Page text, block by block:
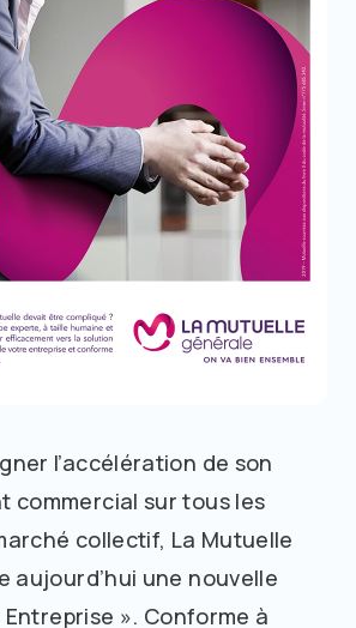
l’accélération de son
commercial sur tous les
collectif, La Mutuelle
aujourd’hui une nouvelle
». Conforme à